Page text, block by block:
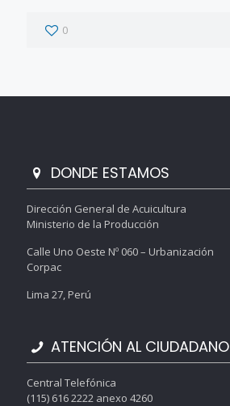
0
DONDE ESTAMOS
Dirección General de Acuicultura
Ministerio de la Producción
Calle Uno Oeste Nº 060 – Urbanización
Corpac
Lima 27, Perú
ATENCIÓN AL CIUDADANO
Central Telefónica
(115) 616 2222 anexo 4260